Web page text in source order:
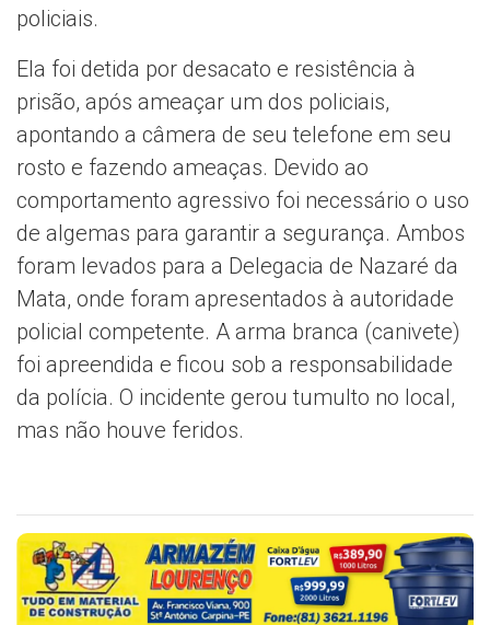
policiais.
Ela foi detida por desacato e resistência à
prisão, após ameaçar um dos policiais,
apontando a câmera de seu telefone em seu
rosto e fazendo ameaças. Devido ao
comportamento agressivo foi necessário o uso
de algemas para garantir a segurança. Ambos
foram levados para a Delegacia de Nazaré da
Mata, onde foram apresentados à autoridade
policial competente. A arma branca (canivete)
foi apreendida e ficou sob a responsabilidade
da polícia. O incidente gerou tumulto no local,
mas não houve feridos.